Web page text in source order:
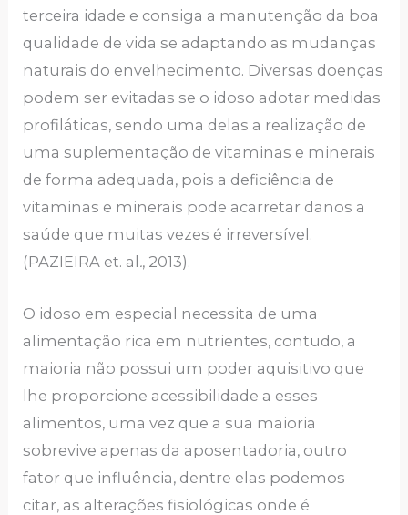
terceira idade e consiga a manutenção da boa
qualidade de vida se adaptando as mudanças
naturais do envelhecimento. Diversas doenças
podem ser evitadas se o idoso adotar medidas
profiláticas, sendo uma delas a realização de
uma suplementação de vitaminas e minerais
de forma adequada, pois a deficiência de
vitaminas e minerais pode acarretar danos a
saúde que muitas vezes é irreversível.
(PAZIEIRA et. al ., 2013).
O idoso em especial necessita de uma
alimentação rica em nutrientes, contudo, a
maioria não possui um poder aquisitivo que
lhe proporcione acessibilidade a esses
alimentos, uma vez que a sua maioria
sobrevive apenas da aposentadoria, outro
fator que influência, dentre elas podemos
citar, as alterações fisiológicas onde é